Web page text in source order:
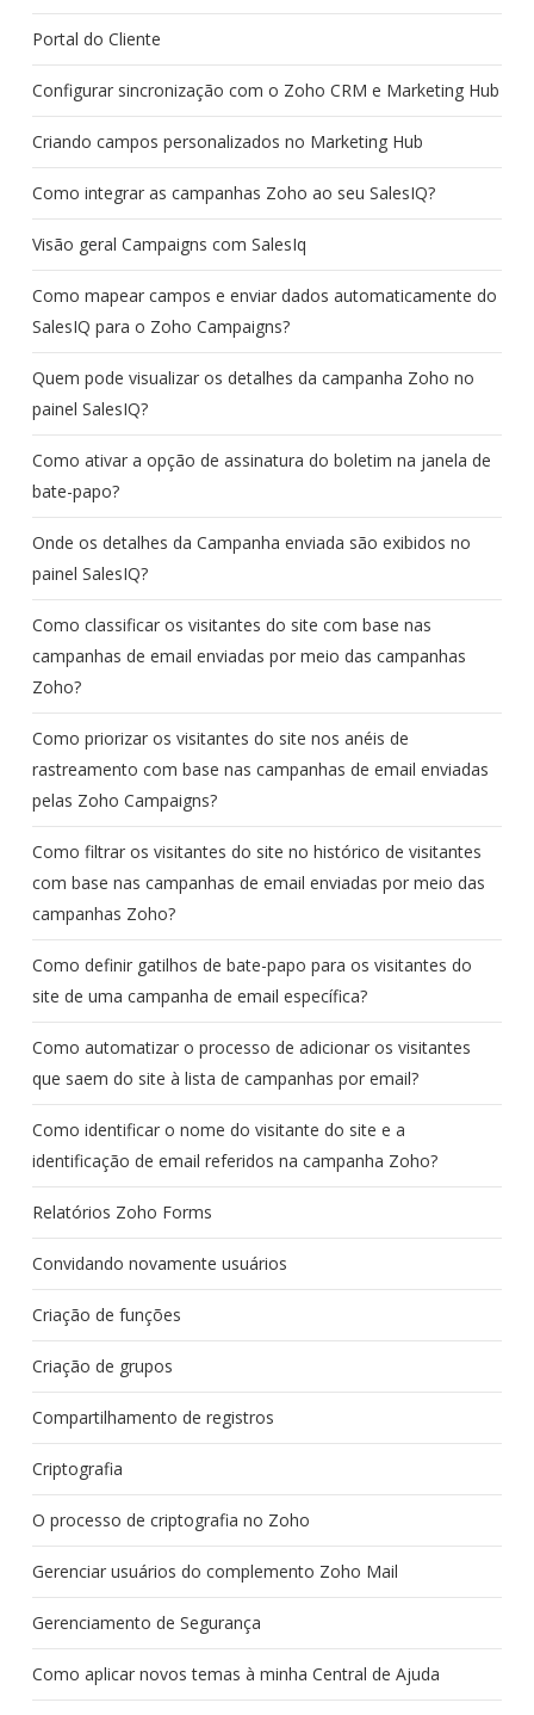
Portal do Cliente
Configurar sincronização com o Zoho CRM e Marketing Hub
Criando campos personalizados no Marketing Hub
Como integrar as campanhas Zoho ao seu SalesIQ?
Visão geral Campaigns com SalesIq
Como mapear campos e enviar dados automaticamente do
SalesIQ para o Zoho Campaigns?
Quem pode visualizar os detalhes da campanha Zoho no
painel SalesIQ?
Como ativar a opção de assinatura do boletim na janela de
bate-papo?
Onde os detalhes da Campanha enviada são exibidos no
painel SalesIQ?
Como classificar os visitantes do site com base nas
campanhas de email enviadas por meio das campanhas
Zoho?
Como priorizar os visitantes do site nos anéis de
rastreamento com base nas campanhas de email enviadas
pelas Zoho Campaigns?
Como filtrar os visitantes do site no histórico de visitantes
com base nas campanhas de email enviadas por meio das
campanhas Zoho?
Como definir gatilhos de bate-papo para os visitantes do
site de uma campanha de email específica?
Como automatizar o processo de adicionar os visitantes
que saem do site à lista de campanhas por email?
Como identificar o nome do visitante do site e a
identificação de email referidos na campanha Zoho?
Relatórios Zoho Forms
Convidando novamente usuários
Criação de funções
Criação de grupos
Compartilhamento de registros
Criptografia
O processo de criptografia no Zoho
Gerenciar usuários do complemento Zoho Mail
Gerenciamento de Segurança
Como aplicar novos temas à minha Central de Ajuda